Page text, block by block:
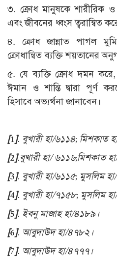
৩. ক্রোধ মানুষকে শারীরিক ও
এবং জীবনের ধ্বংস ত্বরান্বিত
৪. ক্রোধ জান্নাত পাগল
ক্রোধান্বিত ব্যক্তি শয়তানের
৫. যে ব্যক্তি ক্রোধ দমন
ঈমান ও শান্তি দ্বারা পূর্ণ
হিসাবে অভ্যর্থনা জানাবেন।
[1]. বুখারী হা/৬১১৪; মিশকাত
[2].বুখারী হা/ ৬১১৬;মিশকাত
[3]. বুখারী হা/৬১১৫; মুসলিম
[4]. বুখারী হা/৭১৫৮; মুসলিম
[5]. ইবনু মাজাহ হা/৪১৮৯।
[6]. আবুদাউদ হা/৪৭৮২।
[7]. আবুদাউদ হা/৪৭৭৭।